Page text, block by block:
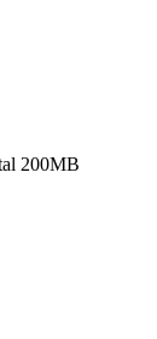
200MB